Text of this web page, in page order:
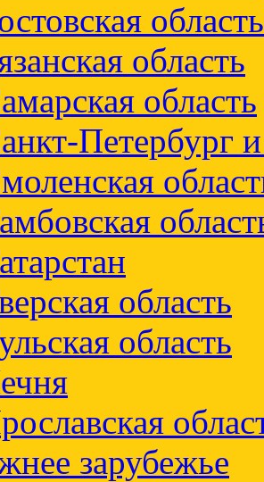
область
область
область
Петербург
область
область
зарубежье